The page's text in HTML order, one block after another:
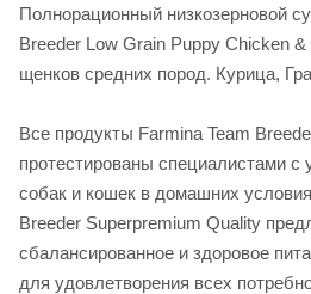
Полнорационный низкозерновой
Breeder Low Grain Puppy Chicken
щенков средних пород. Курица,
Все продукты Farmina Team
протестированы специалистами с
собак и кошек в домашних
Breeder Superpremium Quality
сбалансированное и здоровое
для удовлетворения всех